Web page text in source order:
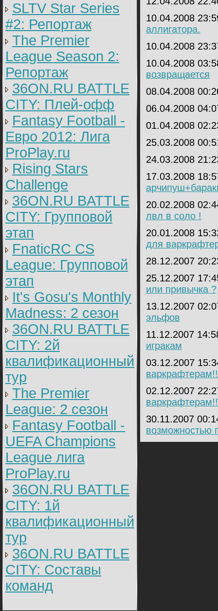
SLTV Star Series
#2: Репортаж
The Premier
League Season 2:
Репортаж
36ON.RU BATTLE
CITY: Плей-офф
Fantasy Football -
Евро 2012: Лига
ProPlay.ru
Rising Stars
Challenge
36ON.RU BATTLE
CITY: Групповой
этап
FnaticRC CS
League: Групповой
этап
It's Gosu's Monthly
Madness: 2 сезон
36ON.RU BATTLE
CITY: 2й
квалификационный
тур
The Premier
League: 2 cезон
Fantasy Football -
UEFA Champions
League лига
ProPlay.ru
36ON.RU BATTLE
CITY: 1й
квалификационный
тур
36ON.RU BATTLE
CITY: Составы
команд
10.04.2008
аллигатора.
10.04.2008
10.04.2008
возвращается
08.04.2008
06.04.2008
01.04.2008
25.03.2008
24.03.2008
17.03.2008
20.02.2008
лвл в соло !
20.01.2008
для
28.12.2007
25.12.2007
или привычка ?
13.12.2007
эльфов
11.12.2007
игракам
03.12.2007
02.12.2007
30.11.2007
возможностью